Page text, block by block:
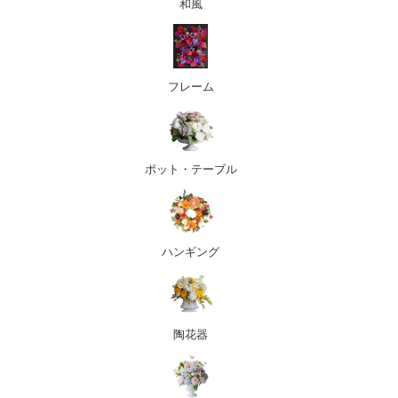
和風
フレーム
ポット・テーブル
ハンギング
陶花器